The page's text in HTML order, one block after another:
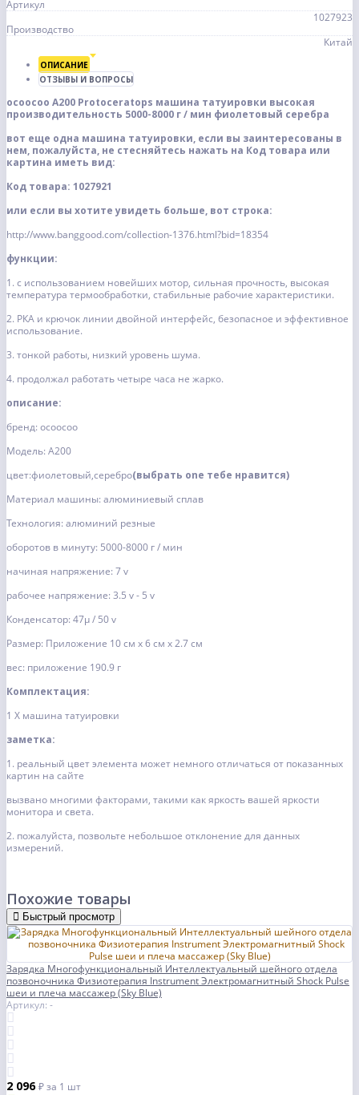
Артикул
1027923
Производство
Китай
ОПИСАНИЕ
ОТЗЫВЫ И ВОПРОСЫ
ocoocoo A200 Protoceratops машина татуировки высокая
производительность 5000-8000 г / мин фиолетовый серебра
вот еще одна машина татуировки, если вы заинтересованы в
нем, пожалуйста, не стесняйтесь нажать на Код товара или
картина иметь вид:
Код товара: 1027921
или если вы хотите увидеть больше, вот строка:
http://www.banggood.com/collection-1376.html?bid=18354
функции:
1. с использованием новейших мотор, сильная прочность, высокая
температура термообработки, стабильные рабочие характеристики.
2. РКА и крючок линии двойной интерфейс, безопасное и эффективное
использование.
3. тонкой работы, низкий уровень шума.
4. продолжал работать четыре часа не жарко.
описание:
бренд: ocoocoo
Модель: A200
цвет:фиолетовый,серебро(выбрать one тебе нравится)
Материал машины: алюминиевый сплав
Технология: алюминий резные
оборотов в минуту: 5000-8000 г / мин
начиная напряжение: 7 v
рабочее напряжение: 3.5 v - 5 v
Конденсатор: 47μ / 50 v
Размер: Приложение 10 см х 6 см х 2.7 см
вес: приложение 190.9 г
Комплектация:
1 X машина татуировки
заметка:
1. реальный цвет элемента может немного отличаться от показанных
картин на сайте
вызвано многими факторами, такими как яркость вашей яркости
монитора и света.
2. пожалуйста, позвольте небольшое отклонение для данных
измерений.
Похожие товары
Быстрый просмотр
Зарядка Многофункциональный Интеллектуальный шейного отдела
позвоночника Физиотерапия Instrument Электромагнитный Shock Pulse
шеи и плеча массажер (Sky Blue)
Артикул: -
2 096₽за 1 шт